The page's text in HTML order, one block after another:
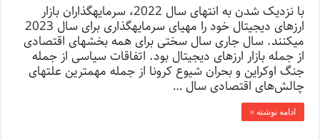
با نزدیک شدن به انتهای سال 2022، سرمایه­گذاران بازار
ارزهای دیجیتال خود را مهیای سرمایه­گذاری برای سال 2023
می­کنند. سال جاری سال سختی برای همه بخش­های اقتصادی
از جمله بازار ارزهای دیجیتال بود. اتفاقات سیاسی از جمله
جنگ اوکراین و بحران شیوع کرونا از جمله مهمترین علت­های
چالش‌های اقتصادی سال …
ادامه نوشته »